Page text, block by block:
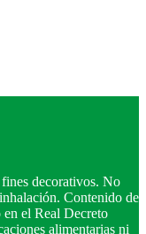
decorativos. No
Contenido de
el Real Decreto
alimentarias ni